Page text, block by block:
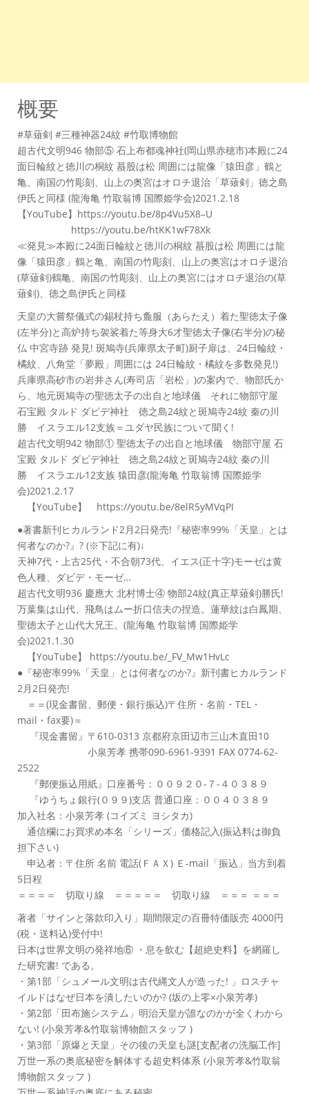
概要
#草薙剣 #三種神器24紋 #竹取博物館
超古代文明946 物部⑤ 石上布都魂神社(岡山県赤穂市)本殿に24
面日輪紋と徳川の桐紋 蟇股は松 周囲には龍像「猿田彦」鶴と
亀、南国の竹彫刻、山上の奥宮はオロチ退治「草薙剣」徳之島
伊氏と同様 (龍海亀 竹取翁博 国際姫学会)2021.2.18
【YouTube】https://youtu.be/8p4Vu5X8–U
https://youtu.be/htKK1wF78Xk
≪発見≫本殿に24面日輪紋と徳川の桐紋 蟇股は松 周囲には龍
像「猿田彦」鶴と亀、南国の竹彫刻、山上の奥宮はオロチ退治
(草薙剣)鶴亀、南国の竹彫刻、山上の奥宮にはオロチ退治の(草
薙剣)、徳之島伊氏と同様
天皇の大嘗祭儀式の錫杖持ち麁服（あらたえ）着た聖徳太子像
(左半分)と高炉持ち袈裟着た等身大6才聖徳太子像(右半分)の秘
仏 中宮寺跡 発見! 斑鳩寺(兵庫県太子町)厨子扉は、24日輪紋・
橘紋、八角堂「夢殿」周囲には 24日輪紋・橘紋を多数発見!)
兵庫県高砂市の岩井さん(寿司店「岩松」)の案内で、物部氏か
ら、地元斑鳩寺の聖徳太子の出自と地球儀 それに物部守屋
石宝殿 タルド ダビデ神社 徳之島24紋と斑鳩寺24紋 秦の川
勝 イスラエル12支族＝ユダヤ民族について聞く!
超古代文明942 物部① 聖徳太子の出自と地球儀 物部守屋 石
宝殿 タルド ダビデ神社 徳之島24紋と斑鳩寺24紋 秦の川
勝 イスラエル12支族 猿田彦(龍海亀 竹取翁博 国際姫学
会)2021.2.17
【YouTube】 https://youtu.be/8elR5yMVqPI
●著書新刊ヒカルランド2月2日発売!『秘密率99%「天皇」とは
何者なのか?』? (※下記に有)↓
天神7代・上古25代・不合朝73代、イエス(正十字)モーゼは黄
色人種、ダビデ・モーゼ…
超古代文明936 慶應大 北村博士④ 物部24紋(真正草薙剣)勝氏!
万葉集は山代、飛鳥はムー折口信夫の捏造。蓮華紋は白鳳期、
聖徳太子と山代大兄王。(龍海亀 竹取翁博 国際姫学
会)2021.1.30
【YouTube】 https://youtu.be/_FV_Mw1HvLc
●『秘密率99%「天皇」とは何者なのか?』新刊書ヒカルランド
2月2日発売!
＝＝(現金書留、郵便・銀行振込)〒住所・名前・TEL・
mail・fax要)＝
『現金書留』〒610-0313 京都府京田辺市三山木直田10
小泉芳孝 携帯090-6961-9391 FAX 0774-62-
2522
『郵便振込用紙』口座番号：００９２０-７-４０３８９
『ゆうちょ銀行(０９９)支店 普通口座：００４０３８９
加入社名：小泉芳孝 (コイズミ ヨシタカ)
通信欄にお買求め本名「シリーズ」価格記入(振込料は御負
担下さい)
申込者：〒住所 名前 電話(ＦＡＸ) Ｅ-mail「振込」当方到着
5日程
＝＝＝＝ 切取り線 ＝＝＝＝＝ 切取り線 ＝＝＝ ＝＝＝
著者「サインと落款印入り」期間限定の百冊特価販売 4000円
(税・送料込)受付中!
日本は世界文明の発祥地⑥ ・息を飲む【超絶史料】を網羅し
た研究書! である。
・第1部「シュメール文明は古代縄文人が造った! 」ロスチャ
イルドはなぜ日本を潰したいのか? (坂の上零×小泉芳孝)
・第2部「田布施システム」明治天皇が誰なのかが全くわから
ない! (小泉芳孝&竹取翁博物館スタッフ )
・第3部「原爆と天皇」その後の天皇も謎[支配者の洗脳工作]
万世一系の奥底秘密を解体する超史料体系 (小泉芳孝&竹取翁
博物館スタッフ )